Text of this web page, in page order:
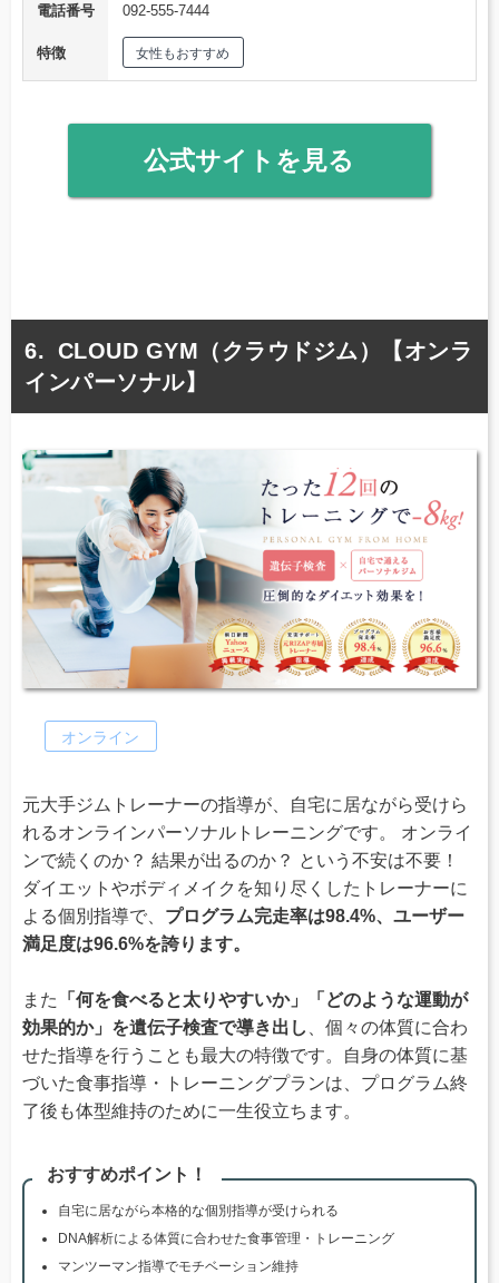
電話番号
092-555-7444
特徴 女性もおすすめ
公式サイトを見る
CLOUD GYM（クラウドジム）【オンラ
インパーソナル】
オンライン
元大手ジムトレーナーの指導が、自宅に居ながら受けら
れるオンラインパーソナルトレーニングです。 オンライ
ンで続くのか？ 結果が出るのか？ という不安は不要！
ダイエットやボディメイクを知り尽くしたトレーナーに
よる個別指導で、 プログラム完走率は98.4%、ユーザー
満足度は96.6%を誇ります。
また
「何を食べると太りやすいか」「どのような運動が
効果的か」を遺伝子検査で導き出し
、個々の体質に合わ
せた指導を行うことも最大の特徴です。自身の体質に基
づいた食事指導・トレーニングプランは、プログラム終
了後も体型維持のために一生役立ちます。
おすすめポイント！
自宅に居ながら本格的な個別指導が受けられる
DNA解析による体質に合わせた食事管理・トレーニング
マンツーマン指導でモチベーション維持